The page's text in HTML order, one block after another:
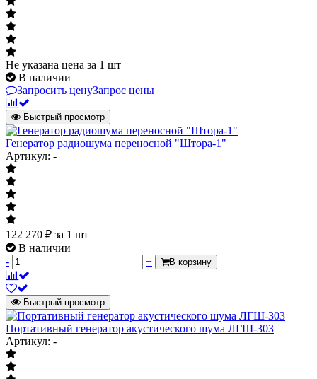
Не указана цена за 1 шт
В наличии
Запросить ценуЗапрос цены
Быстрый просмотр
Генератор радиошума переносной "Штора-1"
Артикул: -
122 270 ₽ за 1 шт
В наличии
-
+ В корзину
Быстрый просмотр
Портативный генератор акустического шума ЛГШ-303
Артикул: -